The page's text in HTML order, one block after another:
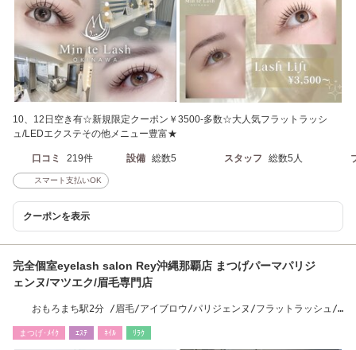
10、12日空き有☆新規限定クーポン￥3500-多数☆大人気フラットラッシ
ュ/LEDエクステその他メニュー豊富★
口コミ 219件 設備 総数5 スタッフ 総数5人
スマート支払いOK
クーポンを表示
完全個室eyelash salon Rey沖縄那覇店 まつげパーマパリジ
ェンヌ/マツエク/眉毛専門店
おもろまち駅2分 /眉毛/アイブロウ/パリジェンヌ/フラットラッシュ/
まつげ･ﾒｲｸ ｴｽﾃ ﾈｲﾙ ﾘﾗｸ